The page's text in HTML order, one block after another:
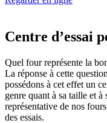
Centre d’essai
Quel four représente la
La réponse à cette
possédons à cet effet un
genre quant à sa taille et à
représentative de nos
des essais.